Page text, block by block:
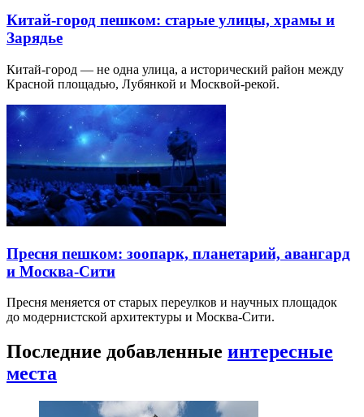
Китай-город пешком: старые улицы, храмы и
Зарядье
Китай-город — не одна улица, а исторический район между
Красной площадью, Лубянкой и Москвой-рекой.
Пресня пешком: зоопарк, планетарий, авангард
и Москва-Сити
Пресня меняется от старых переулков и научных площадок
до модернистской архитектуры и Москва-Сити.
Последние добавленные интересные
места